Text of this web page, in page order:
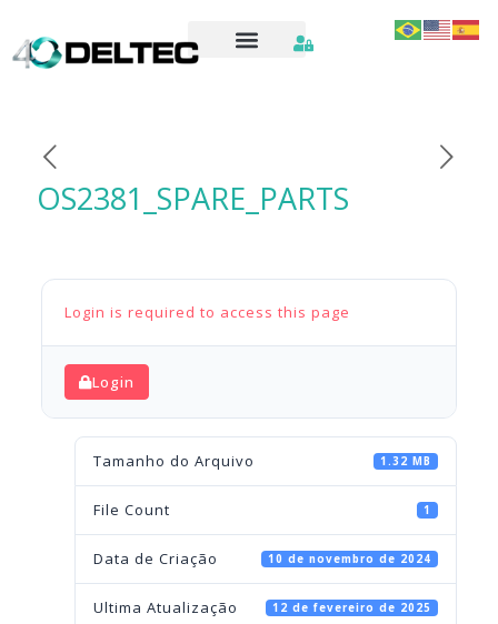
OS2381_SPARE_PARTS
Login is required to access this page
Login
Tamanho do Arquivo 1.32 MB
File Count 1
Data de Criação 10 de novembro de 2024
Ultima Atualização 12 de fevereiro de 2025